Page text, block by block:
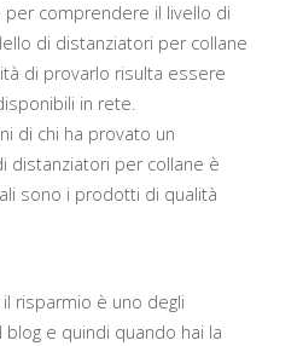
comprendere il livello di
di distanziatori per collane
di provarlo risulta essere
in rete.
di chi ha provato un
distanziatori per collane è
sono i prodotti di qualità
risparmio è uno degli
e quindi quando hai la